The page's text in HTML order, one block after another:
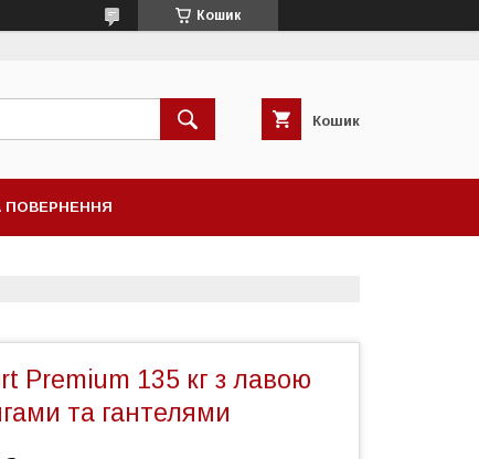
Кошик
Кошик
ПОВЕРНЕННЯ
Premium 135 кг з лавою
та гантелями